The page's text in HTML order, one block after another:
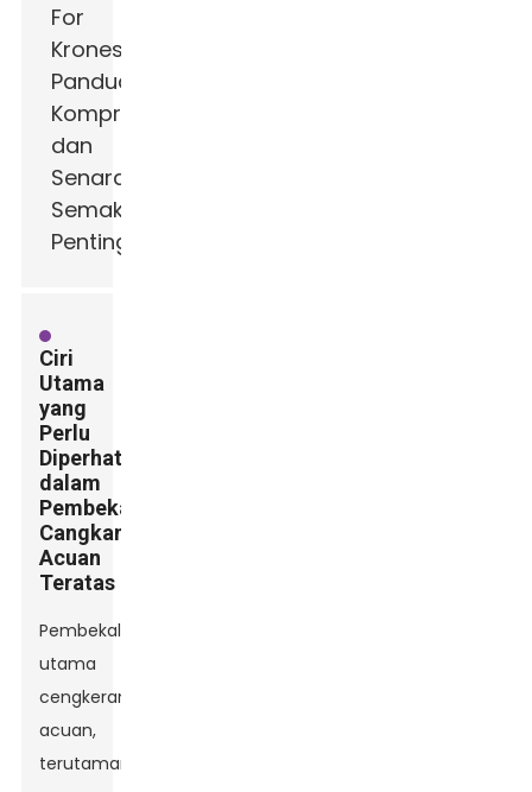
Ciri
Utama
yang
Perlu
Diperhatikan
dalam
Pembekal
Cangkang
Acuan
Teratas
Pembekal
utama
cengkerang
acuan,
terutamanya